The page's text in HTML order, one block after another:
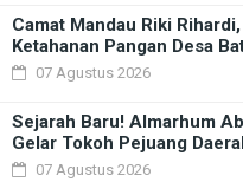
Camat Mandau Riki
Ketahanan Pangan Desa
07 Agustus 2026
Sejarah Baru! Almarhum
Gelar Tokoh Pejuang
07 Agustus 2026